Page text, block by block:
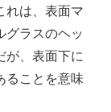
れは、表面マ
グラスのヘッ
が、表面下に
ることを意味